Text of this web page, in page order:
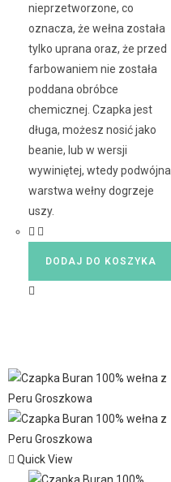
nieprzetworzone, co
oznacza, że wełna została
tylko uprana oraz, że przed
farbowaniem nie została
poddana obróbce
chemicznej. Czapka jest
długa, możesz nosić jako
beanie, lub w wersji
wywiniętej, wtedy podwójna
warstwa wełny dogrzeje
uszy.
DODAJ DO KOSZYKA
Quick View